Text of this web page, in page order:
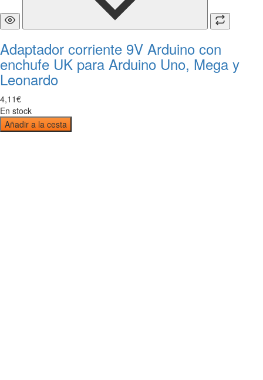
Adaptador corriente 9V Arduino con
enchufe UK para Arduino Uno, Mega y
Leonardo
4,11€
En stock
Añadir a la cesta